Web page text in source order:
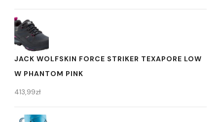
JACK WOLFSKIN FORCE STRIKER TEXAPORE LOW
W PHANTOM PINK
413,99zł